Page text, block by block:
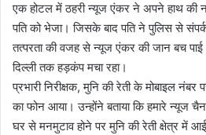
एक होटल में ठहरी न्यूज एंकर ने अपने हाथ की
पति को भेजा। जिसके बाद पति ने पुलिस से
तत्परता की वजह से न्यूज एंकर की जान बच
दिल्ली तक हड़कंप मचा रहा।
प्रभारी निरीक्षक, मुनि की रेती के मोबाइल
का फोन आया। उन्होंने बताया कि हमारे न्यूज
घर से मनमुटाव होने पर मुनि की रेती क्षेत्र